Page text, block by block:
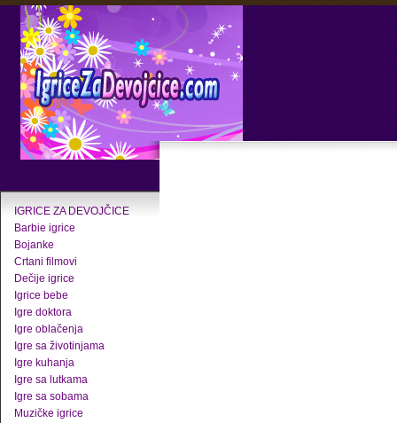
IGRICE ZA DEVOJČICE
Barbie igrice
Bojanke
Crtani filmovi
Dečije igrice
Igrice bebe
Igre doktora
Igre oblačenja
Igre sa životinjama
Igre kuhanja
Igre sa lutkama
Igre sa sobama
Muzičke igrice